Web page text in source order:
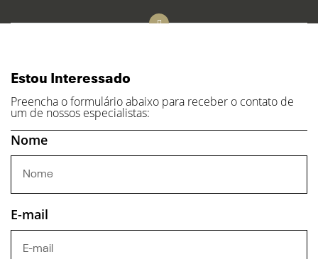
Estou Interessado
Preencha o formulário abaixo para receber o contato de
um de nossos especialistas:
Nome
E-mail